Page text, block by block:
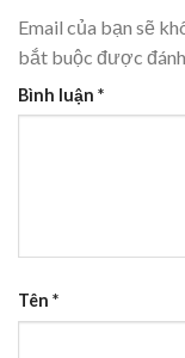
Email của bạn sẽ
bắt buộc được
Bình luận *
Tên *